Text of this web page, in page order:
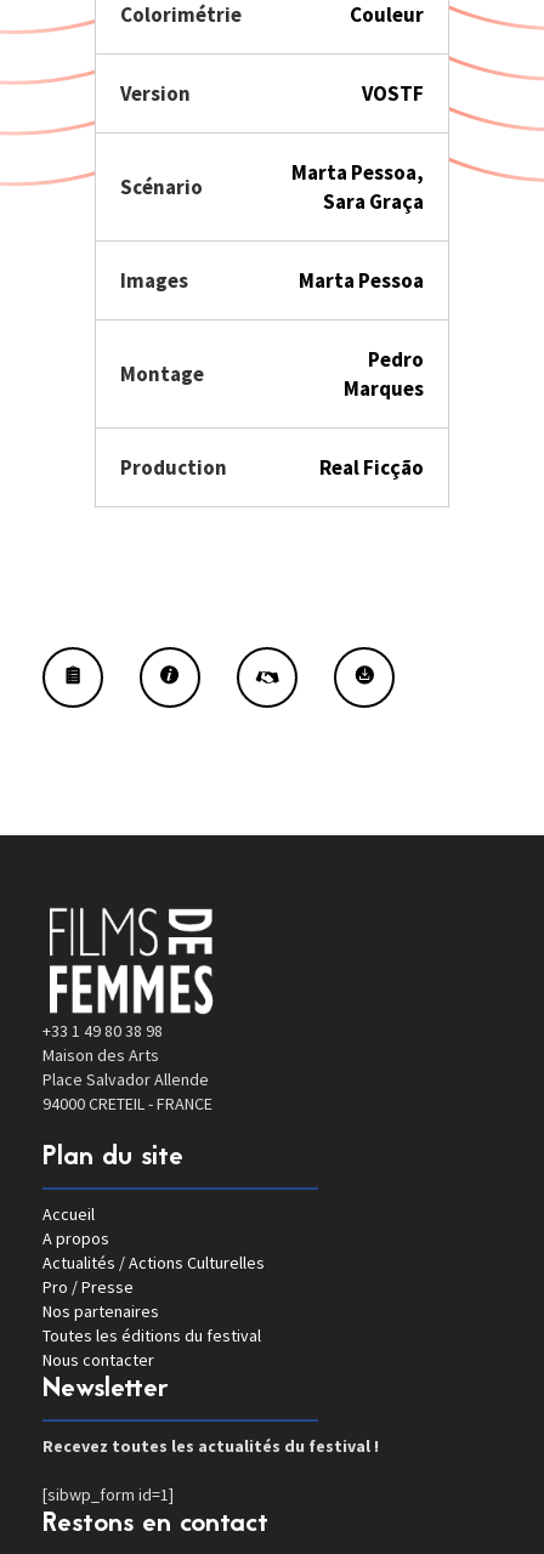
Colorimétrie Couleur
Version VOSTF
Scénario
Marta Pessoa,
Sara Graça
Images Marta Pessoa
Montage
Pedro
Marques
Production Real Ficção
+33 1 49 80 38 98
Maison des Arts
Place Salvador Allende
94000 CRETEIL - FRANCE
Plan du site
Accueil
A propos
Actualités / Actions Culturelles
Pro / Presse
Nos partenaires
Toutes les éditions du festival
Nous contacter
Newsletter
Recevez toutes les actualités du festival !
[sibwp_form id=1]
Restons en contact